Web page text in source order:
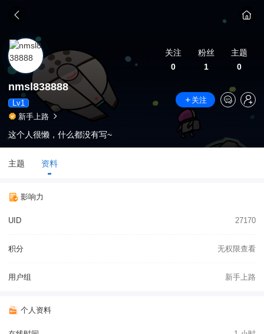
关注
0
粉丝
1
主题
0
nmsl838888
Lv1
关注
新手上路
这个人很懒，什么都没有写~
主题 资料
影响力
UID 27170
积分 无权限查看
用户组 新手上路
个人资料